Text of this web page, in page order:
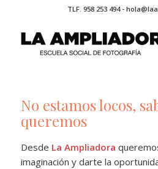
TLF. 958 253 494 -
No estamos locos,
queremos
Desde La Ampliadora
imaginación y darte la